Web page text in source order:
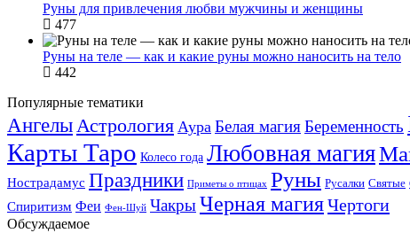
Руны для привлечения любви мужчины и женщины
477
Руны на теле — как и какие руны можно наносить на тело
442
Популярные тематики
АнгелыАстрология Аура Белая магияБеременность
Карты Таро Колесо года Любовная магия
Нострадамус Праздники Приметы о птицах Руны Русалки Святые
Спиритизм Феи Фен-Шуй ЧакрыЧерная магияЧертоги
Обсуждаемое